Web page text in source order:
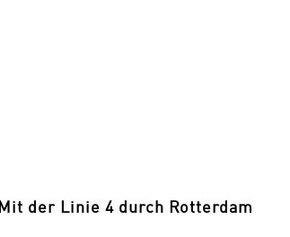
Mit der Linie 4 durch Rotterdam